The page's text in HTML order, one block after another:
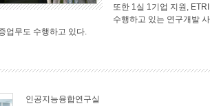
또한 1실 1기업 지원,
수행하고 있는 연구개발
업무도 수행하고 있다.
인공지능융합연구실